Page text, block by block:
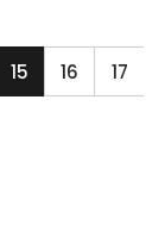
15 16
17